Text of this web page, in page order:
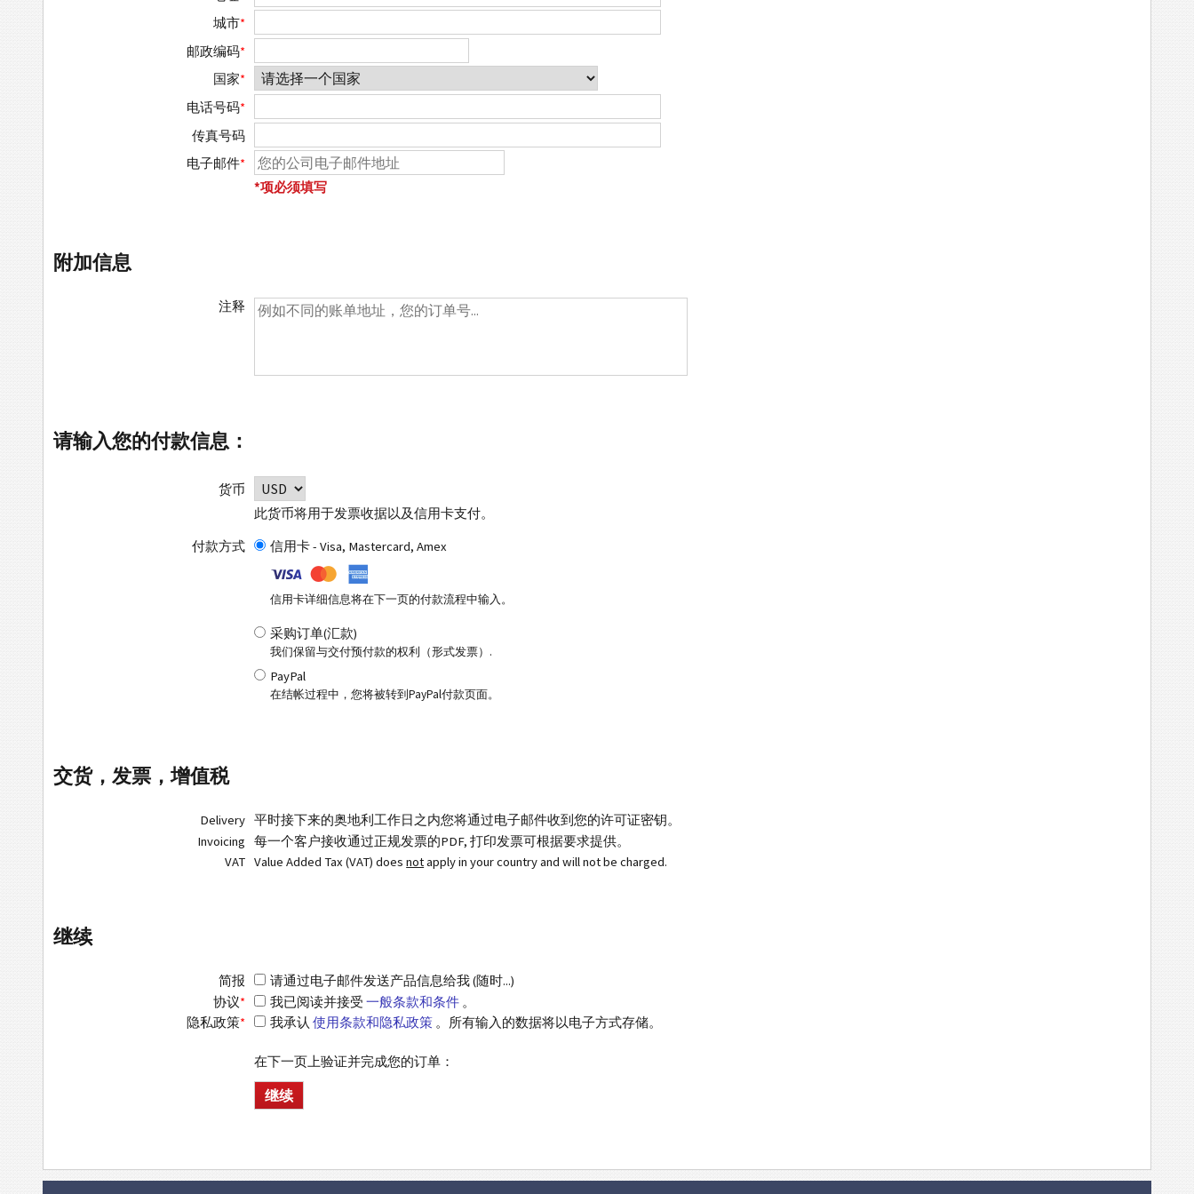
城市*
邮政编码*
国家*
电话号码*
传真号码
电子邮件*
*项必须填写
附加信息
注释
请输入您的付款信息：
货币
此货币将用于发票收据以及信用卡支付。
付款方式 信用卡 - Visa, Mastercard, Amex
信用卡详细信息将在下一页的付款流程中输入。
采购订单(汇款)
我们保留与交付预付款的权利（形式发票）.
PayPal
在结帐过程中，您将被转到PayPal付款页面。
交货，发票，增值税
Delivery 平时接下来的奥地利工作日之内您将通过电子邮件收到您的许可证密钥。
Invoicing
每一个客户接收通过正规发票的PDF, 打印发票可根据要求提供。
VAT Value Added Tax (VAT) doesnotapply in your country and will not be charged.
继续
简报
请通过电子邮件发送产品信息给我 (随时...)
协议* 我已阅读并接受 一般条款和条件 。
隐私政策* 我承认 使用条款和隐私政策 。所有输入的数据将以电子方式存储。
在下一页上验证并完成您的订单：